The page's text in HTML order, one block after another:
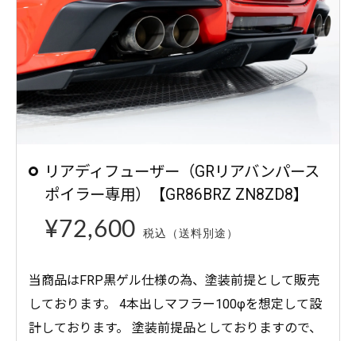
リアディフューザー（GRリアバンパース
ポイラー専用）【GR86BRZ ZN8ZD8】
¥72,600税込（送料別途）
当商品はFRP黒ゲル仕様の為、塗装前提として販売
しております。 4本出しマフラー100φを想定して設
計しております。 塗装前提品としておりますので、